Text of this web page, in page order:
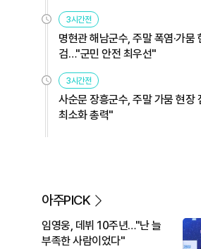
3시간전
명현관 해남군수, 주말 폭염·가뭄
검…"군민 안전 최우선"
3시간전
사순문 장흥군수, 주말 가뭄 현장
최소화 총력"
아주PICK
임영웅, 데뷔 10주년…"난 늘
부족한 사람이었다"